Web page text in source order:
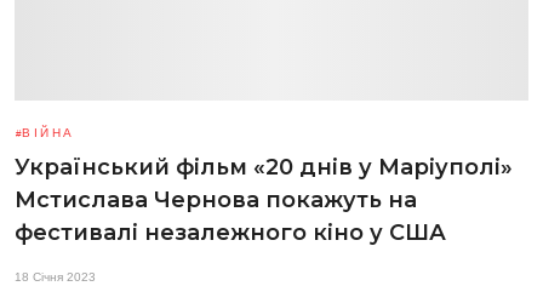
ВІЙНА
Український фільм «20 днів у Маріуполі»
Мстислава Чернова покажуть на
фестивалі незалежного кіно у США
18 Січня 2023